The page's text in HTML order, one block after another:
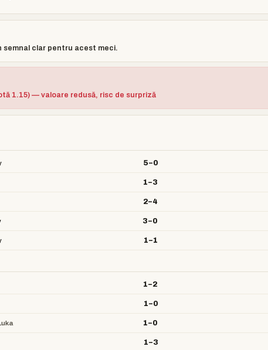
semnal clar pentru acest meci.
1.15) — valoare redusă, risc de surpriză
5–0
1–3
2–4
3–0
1–1
1–2
1–0
1–0
1–3